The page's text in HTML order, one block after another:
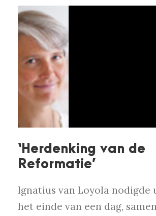
‘Herdenking van de
Reformatie’
Ignatius van Loyola nodigde
het einde van een dag,